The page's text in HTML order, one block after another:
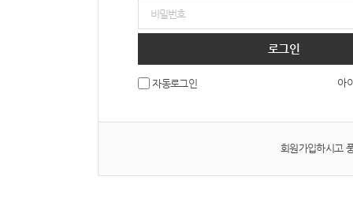
로그인
자동로그인 아
회원가입하시고